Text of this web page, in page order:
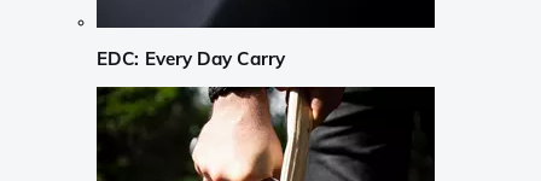
EDC: Every Day Carry